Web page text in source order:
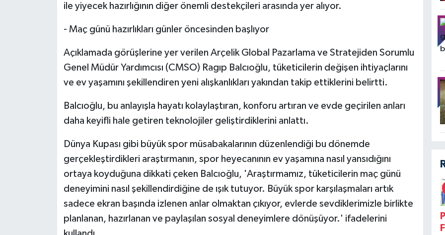
ile yiyecek hazırlığının diğer önemli destekçileri arasında yer alıyor.
- Maç günü hazırlıkları günler öncesinden başlıyor
Açıklamada görüşlerine yer verilen Arçelik Global Pazarlama ve Stratejiden Sorumlu
Genel Müdür Yardımcısı (CMSO) Ragıp Balcıoğlu, tüketicilerin değişen ihtiyaçlarını
ve ev yaşamını şekillendiren yeni alışkanlıkları yakından takip ettiklerini belirtti.
Balcıoğlu, bu anlayışla hayatı kolaylaştıran, konforu artıran ve evde geçirilen anları
daha keyifli hale getiren teknolojiler geliştirdiklerini anlattı.
Dünya Kupası gibi büyük spor müsabakalarının düzenlendiği bu dönemde
gerçekleştirdikleri araştırmanın, spor heyecanının ev yaşamına nasıl yansıdığını
ortaya koyduğuna dikkati çeken Balcıoğlu, 'Araştırmamız, tüketicilerin maç günü
deneyimini nasıl şekillendirdiğine de ışık tutuyor. Büyük spor karşılaşmaları artık
sadece ekran başında izlenen anlar olmaktan çıkıyor, evlerde sevdiklerimizle birlikte
planlanan, hazırlanan ve paylaşılan sosyal deneyimlere dönüşüyor.' ifadelerini